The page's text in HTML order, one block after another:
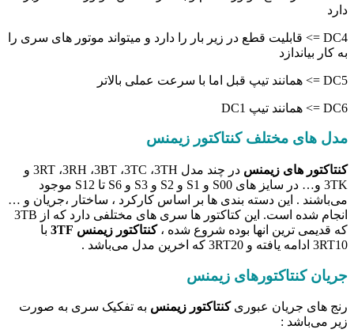
دارد
DC4 => قابلیت قطع در زیر بار را دارد و میتواند موتور های سری را
به کار بیاندازد
DC5 => همانند تیپ قبل اما با سرعت عملی بالاتر
DC6 => همانند تیپ DC1
مدل های مختلف کنتاکتور زیمنس
کنتاکتور های زیمنس
در چند مدل 3RT ،3RH ،3BT ،3TC ،3TH و
3TK و… در سایز های S00 و S1 و S2 و S3 و S6 تا S12 موجود
می‌باشند . این دسته بندی ها بر اساس کارکرد ، ساختار ،جریان و …
انجام شده است. این کتاکتور ها سری های مختلفی دارد که از 3TB
که قدیمی ترین انها بوده شروع شده ،کنتاکتور زیمنس 3TF
با
3RT10 ادامه یافته و 3RT20 که اخرین مدل می‌باشد .
جریان کنتاکتورهای زیمنس
رنج های جریان عبوری کنتاکتور زیمنس به تفکیک سری به صورت
زیر می‌باشد :